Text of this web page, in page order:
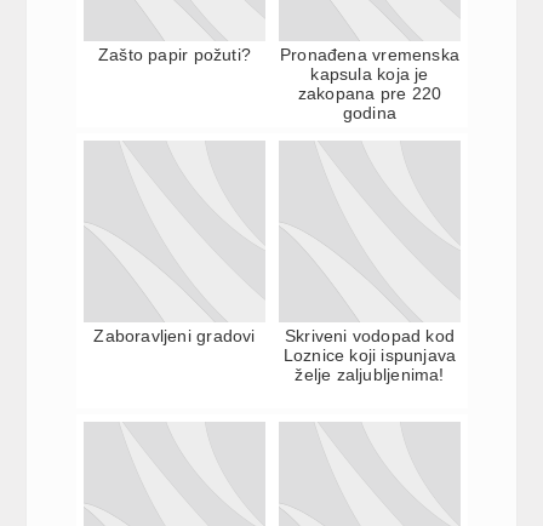
Zašto papir požuti?
Pronađena vremenska
kapsula koja je
zakopana pre 220
godina
Zaboravljeni gradovi
Skriveni vodopad kod
Loznice koji ispunjava
želje zaljubljenima!